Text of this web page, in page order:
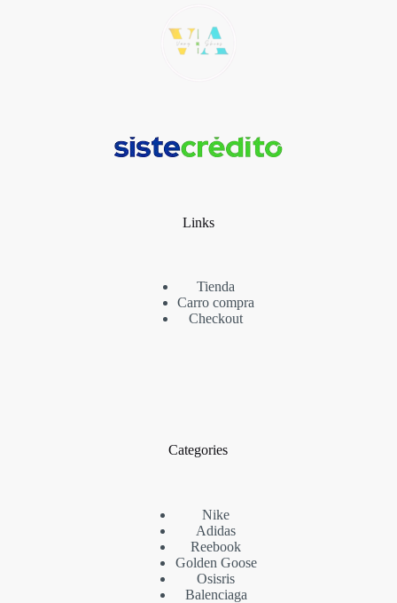
Links
Tienda
Carro compra
Checkout
Categories
Nike
Adidas
Reebook
Golden Goose
Osisris
Balenciaga